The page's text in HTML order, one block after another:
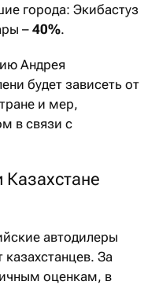
города: Экибастуз
–40%.
Андрея
будет зависеть от
и мер,
в связи с
Казахстане
автодилеры
За
оценкам, в